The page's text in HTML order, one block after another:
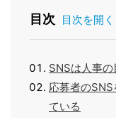
目次 目次を開く
SNSは人事
応募者の
ている